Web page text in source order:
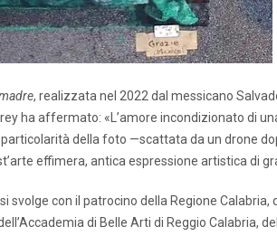
, realizzata nel 2022 dal messicano
ha affermato: «L’amore incondizionato di
della foto —scattata da un drone
effimera, antica espressione artistica di
svolge con il patrocino della Regione
di Belle Arti di Reggio Calabria,